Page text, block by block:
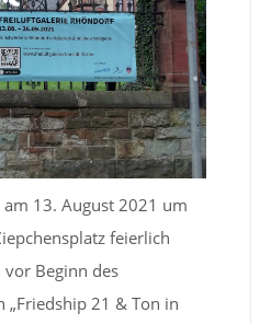
13. August 2021 um
feierlich
Beginn des
„Friedship 21 & Ton in